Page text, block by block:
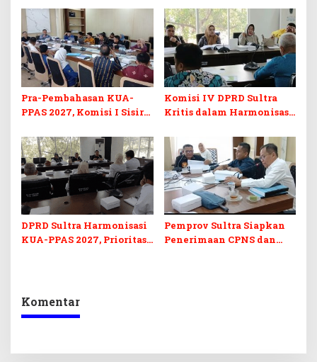
di Sultra
Ikuti Lomba Bola Gotong
Pra-Pembahasan KUA-
PPAS 2027, Komisi I Sisir
Berkelanjutan
Komisi IV DPRD Sultra
Kritis dalam Harmonisasi
Perubahan APBD 2026
DPRD Sultra Harmonisasi
KUA-PPAS 2027, Prioritas
Pemprov Sultra Siapkan
Penerimaan CPNS dan
Komentar